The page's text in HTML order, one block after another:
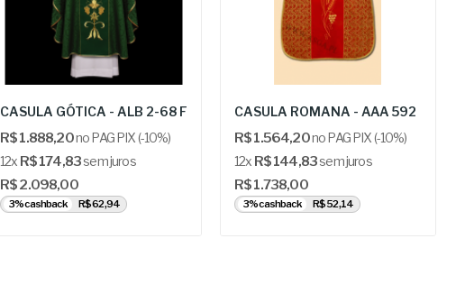
CASULA GÓTICA - ALB 2-68 F
R$ 1.888,20no PAG PIX (-10%)
12x R$ 174,83sem juros
R$ 2.098,00
3% cashback R$ 62,94
CASULA ROMANA - AAA 592
R$ 1.564,20no PAG PIX (-10%)
12x R$ 144,83sem juros
R$ 1.738,00
3% cashback R$ 52,14